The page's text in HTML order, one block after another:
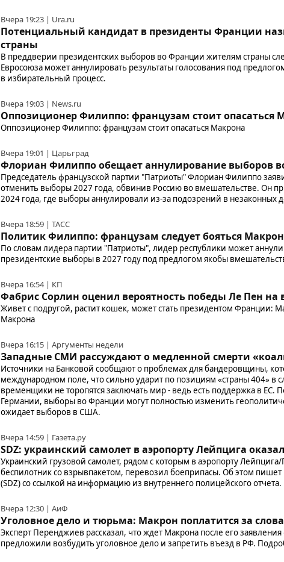
Вчера 19:23 | Ura.ru
Потенциальный кандидат в президенты Франции
страны
В преддверии президентских выборов во Франции жителям страны
Евросоюза может аннулировать результаты голосования под
в избирательный процесс.
Вчера 19:03 | News.ru
Оппозиционер Филиппо: французам стоит опасаться
Оппозиционер Филиппо: французам стоит опасаться Макрона
Вчера 19:01 | Царьград
Флориан Филиппо обещает аннулирование выборов
Председатель французской партии "Патриоты" Флориан Филиппо
отменить выборы 2027 года, обвинив Россию во вмешательстве. Он
2024 года, где выборы аннулировали из-за подозрений в незаконных
Вчера 18:59 | ТАСС
Политик Филиппо: французам следует бояться
По словам лидера партии "Патриоты", лидер республики может
президентские выборы в 2027 году под предлогом якобы
Вчера 16:54 | КП
Фабрис Сорлин оценил вероятность победы Ле Пен
Живет с подругой, растит кошек, может стать президентом Франции:
Макрона
Вчера 16:15 | Аргументы недели
Западные СМИ рассуждают о медленной смерти
Источники на Банковой сообщают о проблемах для бандеровщины,
международном поле, что сильно ударит по позициям «страны 404» в
временщики не торопятся заключать мир - ведь есть поддержка в ЕС.
Германии, выборы во Франции могут полностью изменить
ожидает выборов в США.
Вчера 14:59 | Газета.ру
SDZ: украинский самолет в аэропорту Лейпцига
Украинский грузовой самолет, рядом с которым в аэропорту
беспилотник со взрывпакетом, перевозил боеприпасы. Об этом
(SDZ) со ссылкой на информацию из внутреннего полицейского отчета.
Вчера 12:30 | АиФ
Уголовное дело и тюрьма: Макрон поплатится за
Эксперт Перенджиев рассказал, что ждет Макрона после его
предложили возбудить уголовное дело и запретить въезд в РФ.